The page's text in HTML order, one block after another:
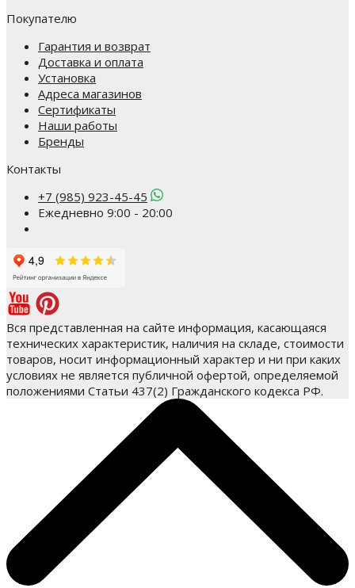
Покупателю
Гарантия и возврат
Доставка и оплата
Установка
Адреса магазинов
Сертификаты
Наши работы
Бренды
Контакты
+7 (985) 923-45-45
Ежедневно 9:00 - 20:00
Вся представленная на сайте информация, касающаяся
технических характеристик, наличия на складе, стоимости
товаров, носит информационный характер и ни при каких
условиях не является публичной офертой, определяемой
положениями Статьи 437(2) Гражданского кодекса РФ.